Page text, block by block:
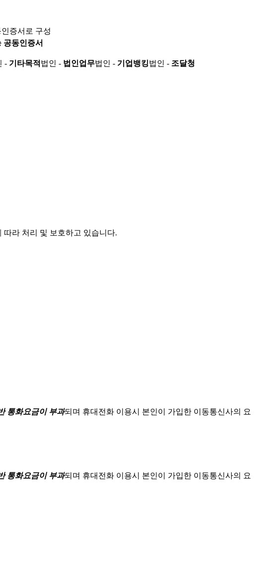
증서로 구성
공동인증서
- 기타목적 법인 - 법인업무법인 - 기업뱅킹법인 - 조달청
라 처리 및 보호하고 있습니다.
통화요금이 부과되며 휴대전화 이용시 본인이 가입한 이동통신사의 요
통화요금이 부과되며 휴대전화 이용시 본인이 가입한 이동통신사의 요